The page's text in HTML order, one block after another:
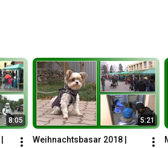
8:05 5:21
Weihnachtsbasar 2018 |